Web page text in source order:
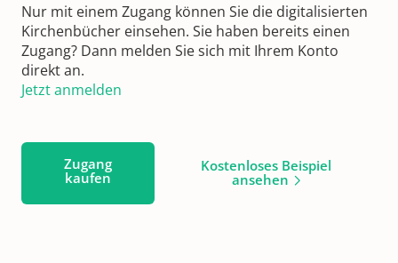
Nur mit einem Zugang können Sie die digitalisierten
Kirchenbücher einsehen. Sie haben bereits einen
Zugang? Dann melden Sie sich mit Ihrem Konto
direkt an.
Jetzt anmelden
Zugang
kaufen
Kostenloses Beispiel
ansehen